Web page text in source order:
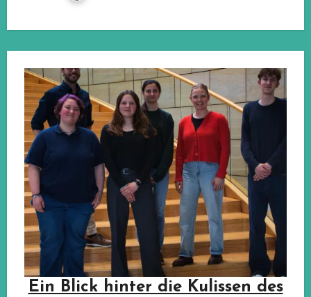
Ein Blick hinter die Kulissen des